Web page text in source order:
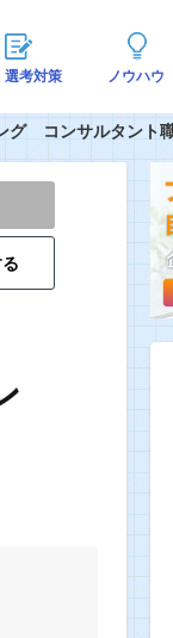
選考対策 ノウハウ
グ コンサルタント